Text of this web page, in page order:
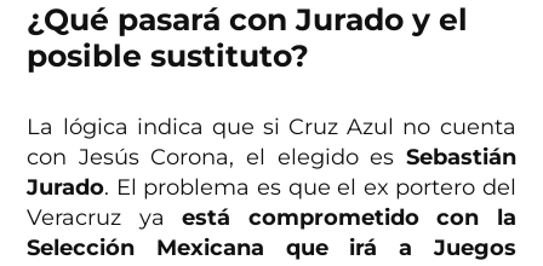
¿Qué pasará con Jurado y el
posible sustituto?
La lógica indica que si Cruz Azul no cuenta
con Jesús Corona, el elegido es Sebastián
Jurado. El problema es que el ex portero del
Veracruz yaestá comprometido con la
Selección Mexicana que irá a Juegos